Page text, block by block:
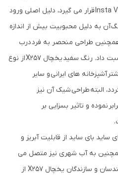
های دارای درب بار شیشه ای یا Insta View قرار می گیرد، دلیل اصلی ورود
آن به دلیل محبوبیت بیش از اندازه
همچنین طراحی منحصر به فرد درب
بار موسوم به درب بار شیشه ای نسبت داد. رنگ سفید یخچال X257 از نوع
آشپزخانه های ایرانی و سایر
البته طراحی شیک آن نیز
نموده و تاثیر بسزایی بر
بای ساید از قابلیت آبریز و
همچنین به آب شهری نیز متصل می
گردد، البته شایان ذکر است که مهندسان و سازندگان یخچال X257 از